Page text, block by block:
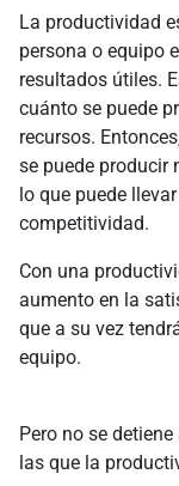
La productividad
persona o equipo
resultados útiles.
cuánto se puede
recursos.
se puede producir
lo que puede
competitividad.
Con una
aumento en la
que a su vez
equipo.
Pero no se
las que la